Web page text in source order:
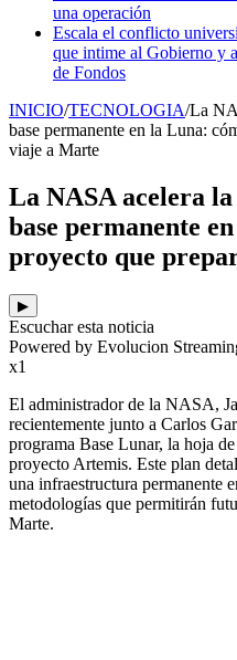
una operación
Escala el conflicto
que intime al Gobierno y
de Fondos
INICIO/TECNOLOGIA/La
base permanente en la Luna:
viaje a Marte
La NASA acelera
base permanente
proyecto que
▶
Escuchar esta noticia
Powered by Evolucion
x1
El administrador de la NASA,
recientemente junto a Carlos
programa Base Lunar, la hoja
proyecto Artemis. Este plan
una infraestructura permanente
metodologías que permitirán
Marte.